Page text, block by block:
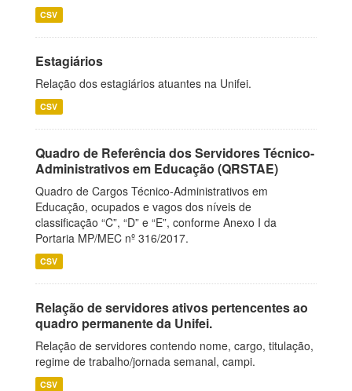
CSV
Estagiários
Relação dos estagiários atuantes na Unifei.
CSV
Quadro de Referência dos Servidores Técnico-
Administrativos em Educação (QRSTAE)
Quadro de Cargos Técnico-Administrativos em
Educação, ocupados e vagos dos níveis de
classificação “C”, “D” e “E”, conforme Anexo I da
Portaria MP/MEC nº 316/2017.
CSV
Relação de servidores ativos pertencentes ao
quadro permanente da Unifei.
Relação de servidores contendo nome, cargo, titulação,
regime de trabalho/jornada semanal, campi.
CSV